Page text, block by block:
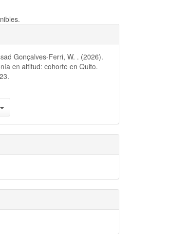
Gonçalves-Ferri, W. . (2026).
en altitud: cohorte en Quito.